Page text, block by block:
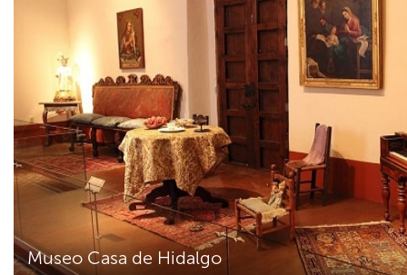
Museo Casa de Hidalgo